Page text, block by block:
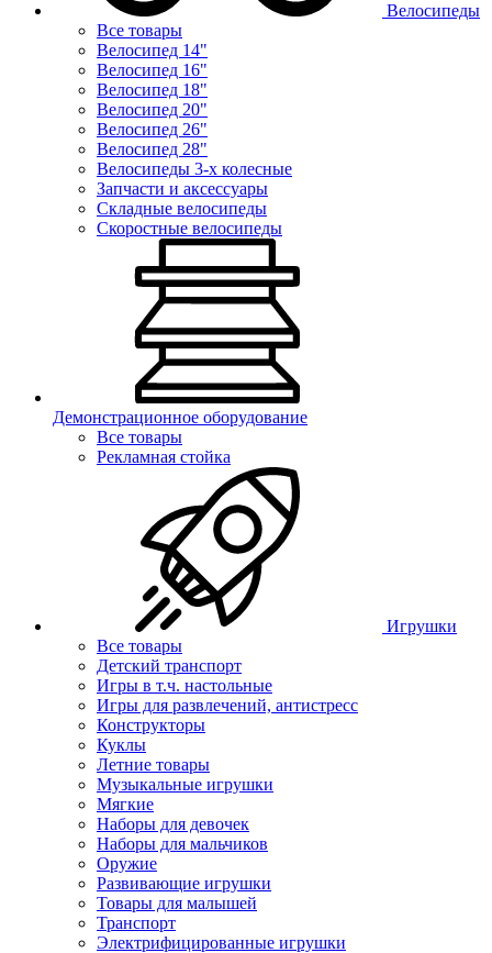
Велосипеды
Все товары
Велосипед 14"
Велосипед 16"
Велосипед 18"
Велосипед 20"
Велосипед 26"
Велосипед 28"
Велосипеды 3-х колесные
Запчасти и аксессуары
Складные велосипеды
Скоростные велосипеды
Демонстрационное оборудование
Все товары
Рекламная стойка
Игрушки
Все товары
Детский транспорт
Игры в т.ч. настольные
Игры для развлечений, антистресс
Конструкторы
Куклы
Летние товары
Музыкальные игрушки
Мягкие
Наборы для девочек
Наборы для мальчиков
Оружие
Развивающие игрушки
Товары для малышей
Транспорт
Электрифицированные игрушки